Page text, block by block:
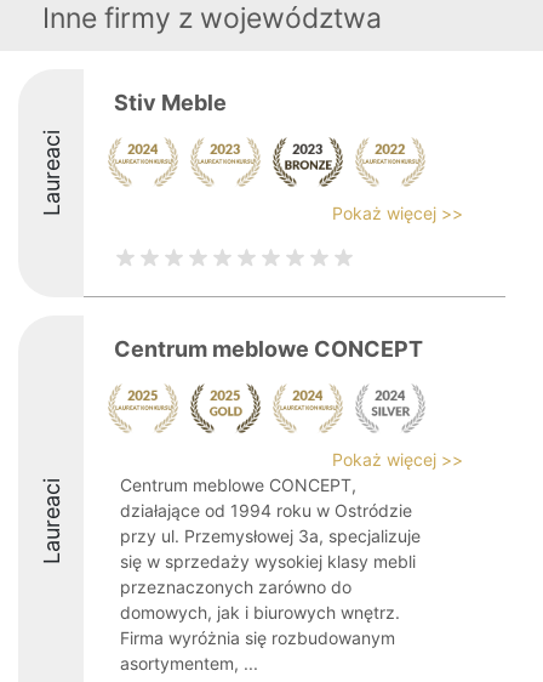
Inne firmy z województwa
Laureaci
Stiv Meble
Pokaż więcej >>
Laureaci
Centrum meblowe CONCEPT
Pokaż więcej >>
Centrum meblowe CONCEPT,
działające od 1994 roku w Ostródzie
przy ul. Przemysłowej 3a, specjalizuje
się w sprzedaży wysokiej klasy mebli
przeznaczonych zarówno do
domowych, jak i biurowych wnętrz.
Firma wyróżnia się rozbudowanym
asortymentem, ...